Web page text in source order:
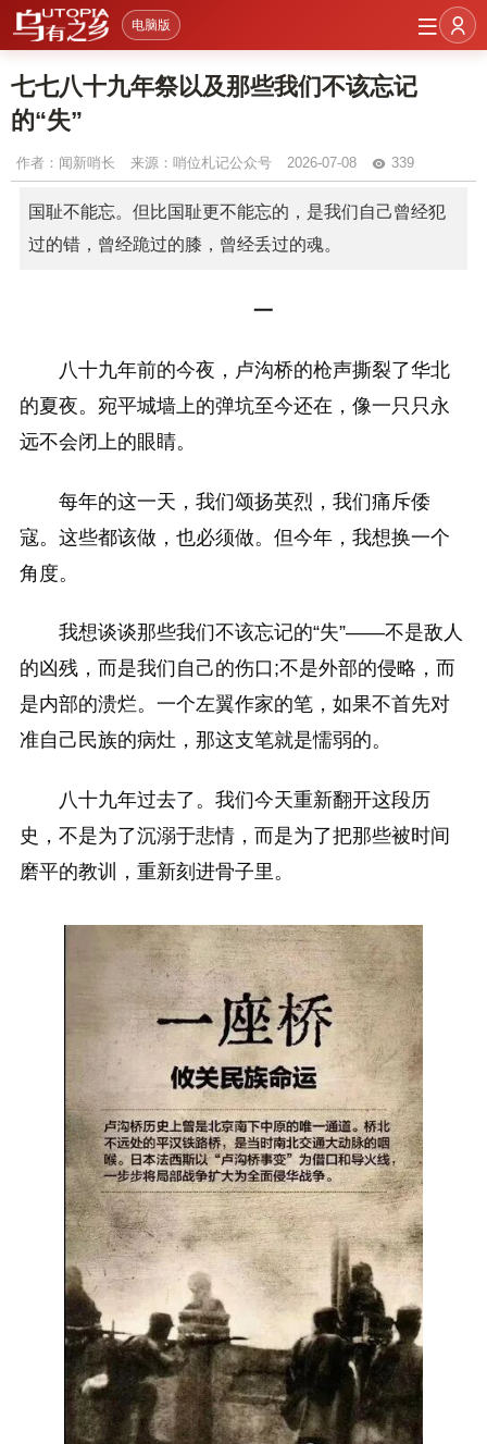
电脑版
七七八十九年祭以及那些我们不该忘记
的“失”
作者： 闻新哨长 来源：哨位札记公众号 2026-07-08 339
国耻不能忘。但比国耻更不能忘的，是我们自己曾经犯
过的错，曾经跪过的膝，曾经丢过的魂。
一
八十九年前的今夜，卢沟桥的枪声撕裂了华北
的夏夜。宛平城墙上的弹坑至今还在，像一只只永
远不会闭上的眼睛。
每年的这一天，我们颂扬英烈，我们痛斥倭
寇。这些都该做，也必须做。但今年，我想换一个
角度。
我想谈谈那些我们不该忘记的“失”——不是敌人
的凶残，而是我们自己的伤口;不是外部的侵略，而
是内部的溃烂。一个左翼作家的笔，如果不首先对
准自己民族的病灶，那这支笔就是懦弱的。
八十九年过去了。我们今天重新翻开这段历
史，不是为了沉溺于悲情，而是为了把那些被时间
磨平的教训，重新刻进骨子里。